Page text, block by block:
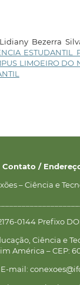
Bezerra
ESTUDANTIL
LIMOEIRO DO
Contato /
– Ciência e
0144 Prefixo
Ciência e
América – CEP:
E-mail: